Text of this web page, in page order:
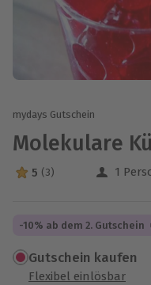
mydays Gutschein
Molekulare
5 Sterne von 5 aus 3
5 (3) 1
-10% ab dem 2. Gutschein
Gutschein kaufen
Flexibel einlösbar